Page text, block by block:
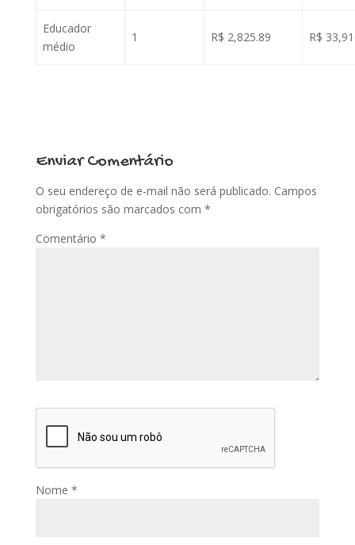
Educador
médio
1 R$ 2,825.89 R$
Enviar Comentário
O seu endereço de e-mail não será publicado. Campos
obrigatórios são marcados com *
Comentário *
Nome *